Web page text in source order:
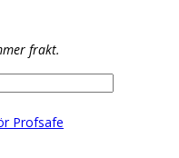
frakt.
Profsafe